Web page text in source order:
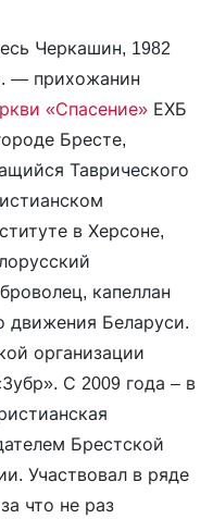
Черкашин, 1982
— прихожанин
«Спасение» ЕХБ
Бресте,
Таврического
в Херсоне,
капеллан
движения Беларуси.
организации
С 2009 года – в
Брестской
Участвовал в ряде
что не раз